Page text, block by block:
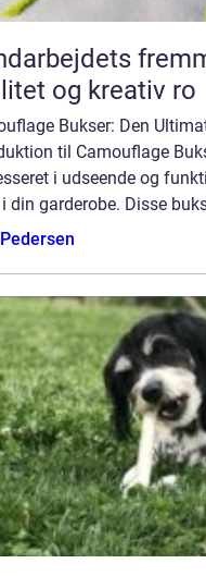
og kreativ ro
Bukser: Den
til Camouflage
i udseende og
din garderobe. Disse